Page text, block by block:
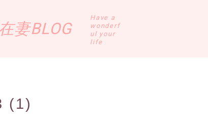
妻BLOG
Have a
wonderf
ul your
life
(1)